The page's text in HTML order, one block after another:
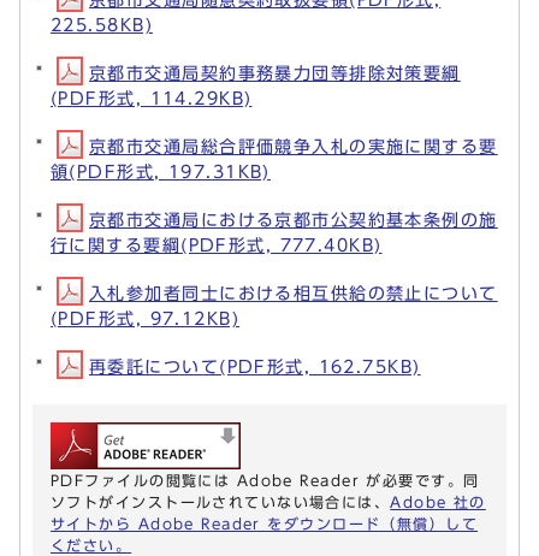
225.58KB)
京都市交通局契約事務暴力団等排除対策要綱
(PDF形式, 114.29KB)
京都市交通局総合評価競争入札の実施に関する要
領(PDF形式, 197.31KB)
京都市交通局における京都市公契約基本条例の施
行に関する要綱(PDF形式, 777.40KB)
入札参加者同士における相互供給の禁止について
(PDF形式, 97.12KB)
再委託について(PDF形式, 162.75KB)
PDFファイルの閲覧には Adobe Reader が必要です。同
ソフトがインストールされていない場合には、 Adobe 社の
サイトから Adobe Reader をダウンロード（無償）して
ください。